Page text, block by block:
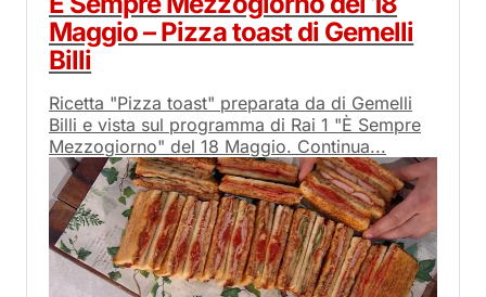
Maggio – Pizza toast di Gemelli
Billi
Ricetta "Pizza toast" preparata da di Gemelli
Billi e vista sul programma di Rai 1 "È Sempre
Mezzogiorno" del 18 Maggio. Continua...